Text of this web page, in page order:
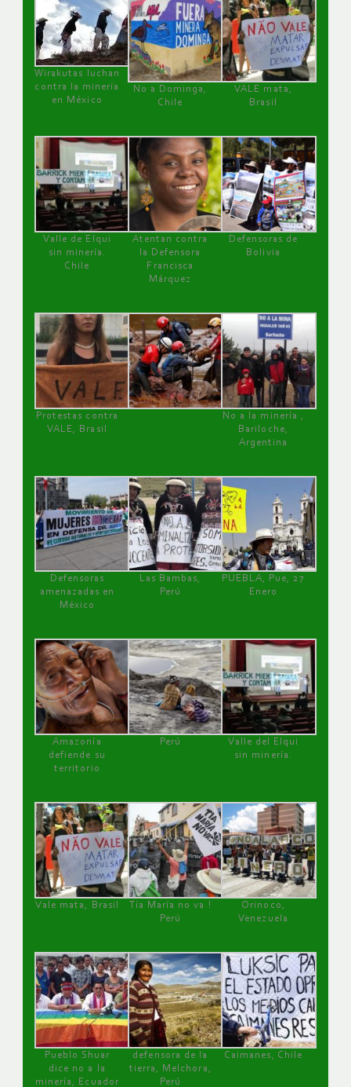
Wirakutas luchan
contra la minería
en México
No a Dominga,
Chile
VALE mata,
Brasil
Valle de Elqui
sin minería.
Chile
Atentan contra
la Defensora
Francisca
Márquez
Defensoras de
Bolivia
Protestas contra
VALE, Brasil
No a la minería ,
Bariloche,
Argentina
Defensoras
amenazadas en
México
Las Bambas,
Perú
PUEBLA, Pue, 27
Enero
Amazonía
defiende su
territorio
Perú
Valle del Elqui
sin minería.
Vale mata, Brasil
Tía María no va !
Perú
Orinoco,
Venezuela
Pueblo Shuar
dice no a la
minería, Ecuador
defensora de la
tierra, Melchora,
Perú
Caimanes, Chile